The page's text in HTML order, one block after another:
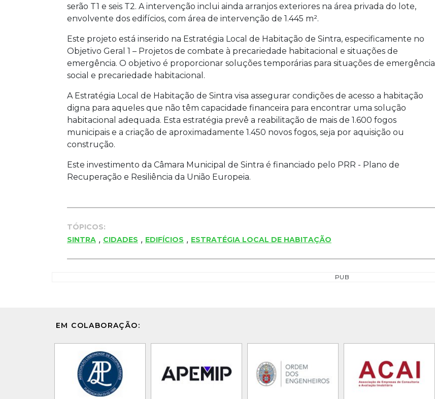
serão T1 e seis T2. A intervenção inclui ainda arranjos exteriores na área privada do lote,
envolvente dos edifícios, com área de intervenção de 1.445 m².
Este projeto está inserido na Estratégia Local de Habitação de Sintra, especificamente no
Objetivo Geral 1 – Projetos de combate à precariedade habitacional e situações de
emergência. O objetivo é proporcionar soluções temporárias para situações de emergência
social e precariedade habitacional.
A Estratégia Local de Habitação de Sintra visa assegurar condições de acesso a habitação
digna para aqueles que não têm capacidade financeira para encontrar uma solução
habitacional adequada. Esta estratégia prevê a reabilitação de mais de 1.600 fogos
municipais e a criação de aproximadamente 1.450 novos fogos, seja por aquisição ou
construção.
Este investimento da Câmara Municipal de Sintra é financiado pelo PRR - Plano de
Recuperação e Resiliência da União Europeia.
TÓPICOS:
SINTRA , CIDADES , EDIFÍCIOS , ESTRATÉGIA LOCAL DE HABITAÇÃO
PUB
EM COLABORAÇÃO: